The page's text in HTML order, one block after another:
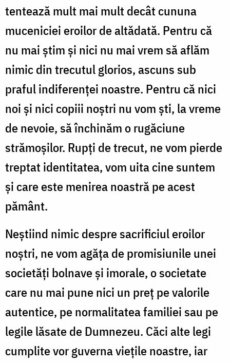
tentează mult mai mult decât cununa
muceniciei eroilor de altădată. Pentru că
nu mai ştim şi nici nu mai vrem să aflăm
nimic din trecutul glorios, ascuns sub
praful indiferenţei noastre. Pentru că nici
noi şi nici copiii noştri nu vom şti, la vreme
de nevoie, să închinăm o rugăciune
strămoşilor. Rupţi de trecut, ne vom pierde
treptat identitatea, vom uita cine suntem
şi care este menirea noastră pe acest
pământ.
Neştiind nimic despre sacrificiul eroilor
noştri, ne vom agăţa de promisiunile unei
societăţi bolnave şi imorale, o societate
care nu mai pune nici un preţ pe valorile
autentice, pe normalitatea familiei sau pe
legile lăsate de Dumnezeu. Căci alte legi
cumplite vor guverna vieţile noastre, iar